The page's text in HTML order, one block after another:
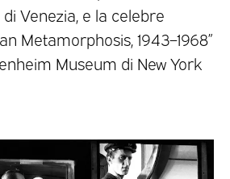
di Venezia, e la celebre
Metamorphosis, 1943–1968”
Museum di New York